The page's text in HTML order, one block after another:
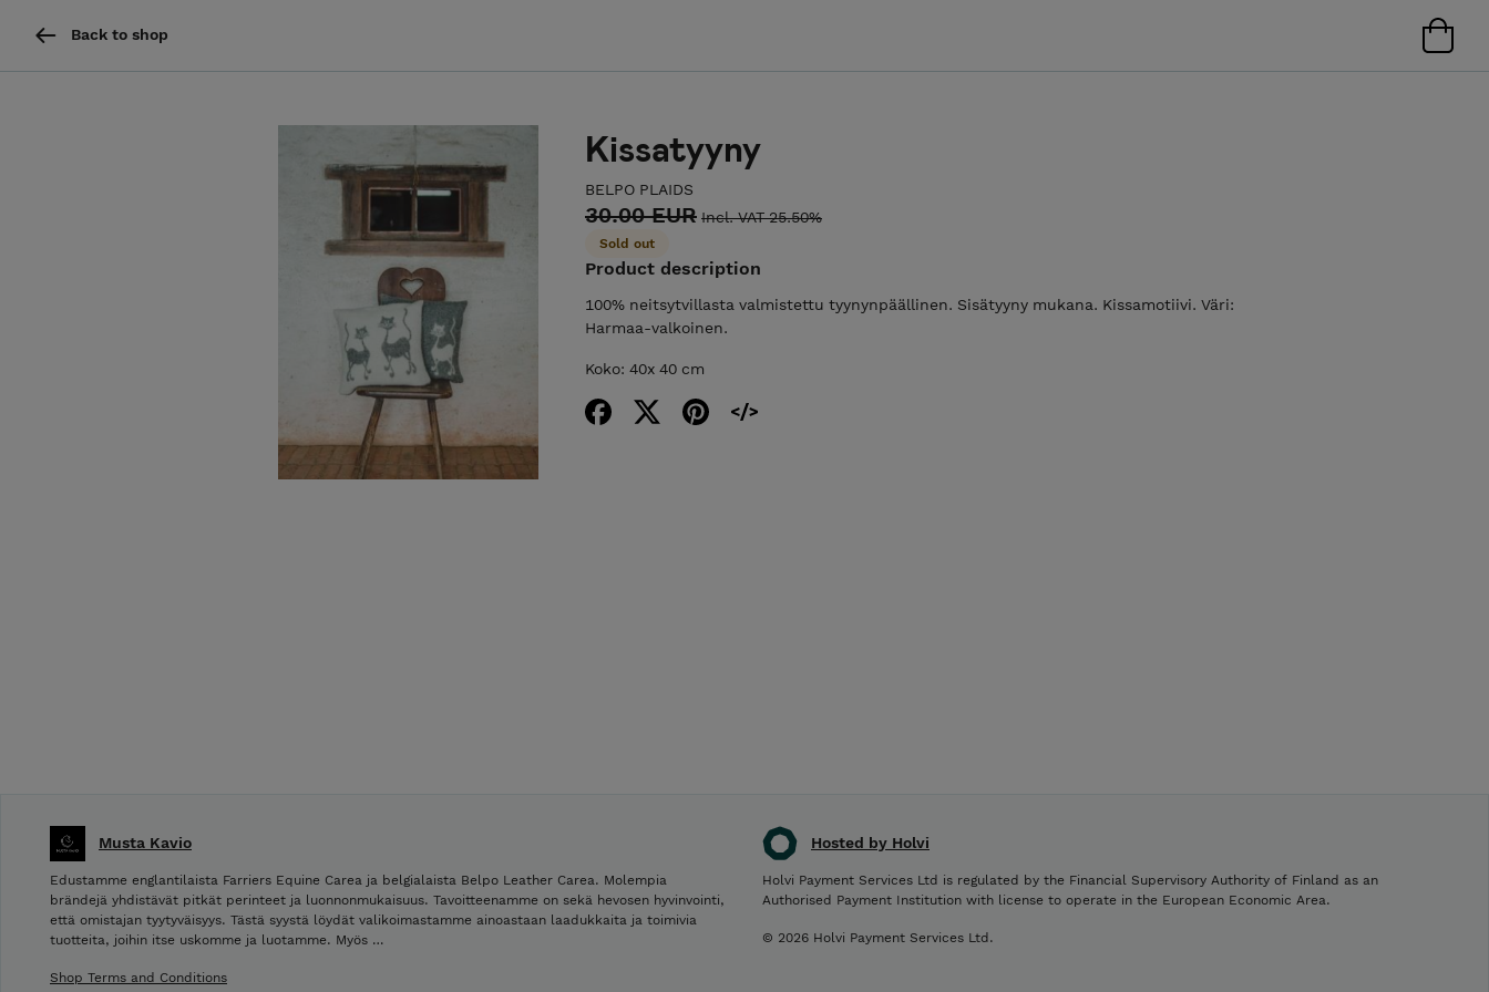
Back to shop
Kissatyyny
BELPO PLAIDS
30.00 EUR Incl. VAT 25.50%
Sold out
Product description
100% neitsytvillasta valmistettu tyynynpäällinen. Sisätyyny mukana. Kissamotiivi. Väri:
Harmaa-valkoinen.
Koko: 40x 40 cm
Hosted by Holvi
Holvi Payment Services Ltd is regulated by the Financial Supervisory Authority of Finland as an
Authorised Payment Institution with license to operate in the European Economic Area.
© 2026 Holvi Payment Services Ltd.
Musta Kavio
Edustamme englantilaista Farriers Equine Carea ja belgialaista Belpo Leather Carea. Molempia
brändejä yhdistävät pitkät perinteet ja luonnonmukaisuus. Tavoitteenamme on sekä hevosen hyvinvointi,
että omistajan tyytyväisyys. Tästä syystä löydät valikoimastamme ainoastaan laadukkaita ja toimivia
tuotteita, joihin itse uskomme ja luotamme. Myös …
Shop Terms and Conditions